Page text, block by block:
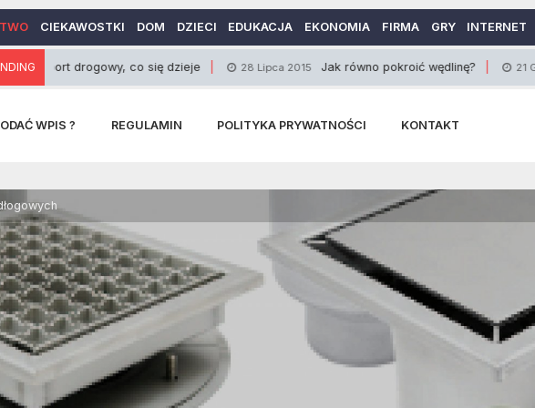
CIEKAWOSTKI DOM DZIECI EDUKACJA EKONOMIA FIRMA GRY INTERNET
drogowy, co się dzieje 28 Lipca 2015 Jak równo pokroić wędlinę? 21 Grudnia 2016
WPIS ? REGULAMIN POLITYKA PRYWATNOŚCI KONTAKT